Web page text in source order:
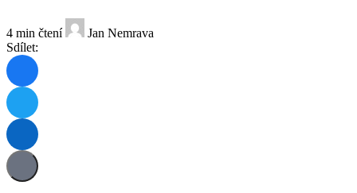
4 min čtení
Jan Nemrava
Sdílet: